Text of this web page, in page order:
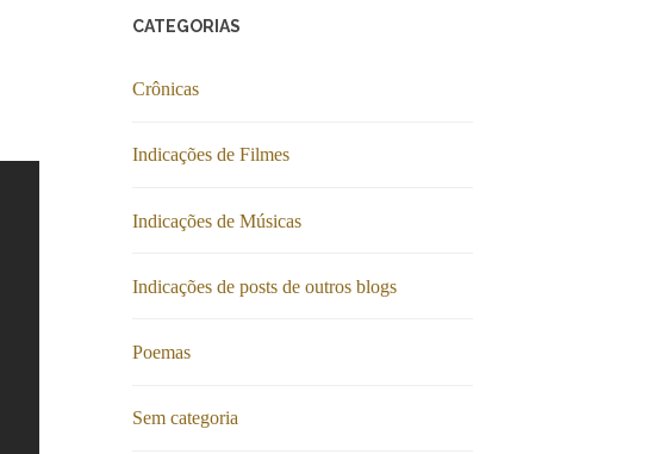
CATEGORIAS
Crônicas
Indicações de Filmes
Indicações de Músicas
Indicações de posts de outros blogs
Poemas
Sem categoria